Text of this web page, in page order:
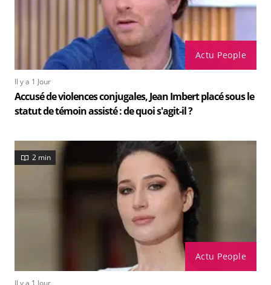
Actu People
Il y a 1 Jour
Accusé de violences conjugales, Jean Imbert placé sous le
statut de témoin assisté : de quoi s'agit-il ?
Actu People
2 min
Il y a 1 Jour